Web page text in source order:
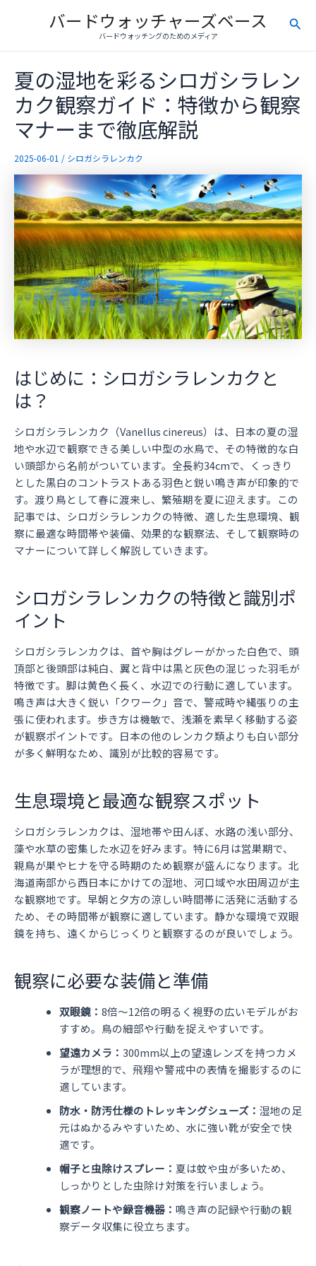
バードウォッチャーズベース
バードウォッチングのためのメディア
検
夏の湿地を彩るシロガシラレン
カク観察ガイド：特徴から観察
マナーまで徹底解説
2025-06-01 / シロガシラレンカク
はじめに：シロガシラレンカクと
は？
シロガシラレンカク（Vanellus cinereus）は、日本の夏の湿
地や水辺で観察できる美しい中型の水鳥で、その特徴的な白
い頭部から名前がついています。全長約34cmで、くっきり
とした黒白のコントラストある羽色と鋭い鳴き声が印象的で
す。渡り鳥として春に渡来し、繁殖期を夏に迎えます。この
記事では、シロガシラレンカクの特徴、適した生息環境、観
察に最適な時間帯や装備、効果的な観察法、そして観察時の
マナーについて詳しく解説していきます。
シロガシラレンカクの特徴と識別ポ
イント
シロガシラレンカクは、首や胸はグレーがかった白色で、頭
頂部と後頭部は純白、翼と背中は黒と灰色の混じった羽毛が
特徴です。脚は黄色く長く、水辺での行動に適しています。
鳴き声は大きく鋭い「クワーク」音で、警戒時や縄張りの主
張に使われます。歩き方は機敏で、浅瀬を素早く移動する姿
が観察ポイントです。日本の他のレンカク類よりも白い部分
が多く鮮明なため、識別が比較的容易です。
生息環境と最適な観察スポット
シロガシラレンカクは、湿地帯や田んぼ、水路の浅い部分、
藻や水草の密集した水辺を好みます。特に6月は営巣期で、
親鳥が巣やヒナを守る時期のため観察が盛んになります。北
海道南部から西日本にかけての湿地、河口域や水田周辺が主
な観察地です。早朝と夕方の涼しい時間帯に活発に活動する
ため、その時間帯が観察に適しています。静かな環境で双眼
鏡を持ち、遠くからじっくりと観察するのが良いでしょう。
観察に必要な装備と準備
双眼鏡： 8倍〜12倍の明るく視野の広いモデルがお
すすめ。鳥の細部や行動を捉えやすいです。
望遠カメラ： 300mm以上の望遠レンズを持つカメ
ラが理想的で、飛翔や警戒中の表情を撮影するのに
適しています。
防水・防汚仕様のトレッキングシューズ： 湿地の足
元はぬかるみやすいため、水に強い靴が安全で快
適です。
帽子と虫除けスプレー： 夏は蚊や虫が多いため、
しっかりとした虫除け対策を行いましょう。
観察ノートや録音機器： 鳴き声の記録や行動の観
察データ収集に役立ちます。